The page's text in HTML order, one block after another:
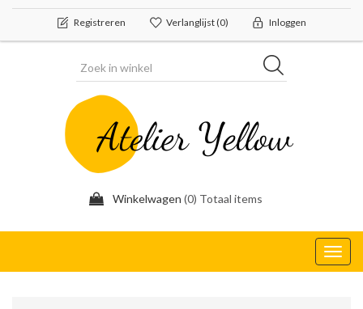
Registreren Verlanglijst(0) Inloggen
Winkelwagen (0) Totaal items